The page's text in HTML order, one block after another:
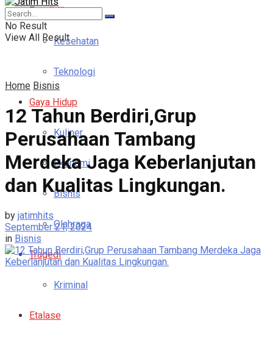
Pendidikan
Kesehatan
Teknologi
Gaya Hidup
Kuliner
Ekonomi
Bisnis
Olahraga
Tragedi
Kriminal
Etalase
No Result
View All Result
Home Bisnis
12 Tahun Berdiri,Grup
Perusahaan Tambang
Merdeka Jaga Keberlanjutan
dan Kualitas Lingkungan.
by jatimhits
September 21, 2024
in Bisnis